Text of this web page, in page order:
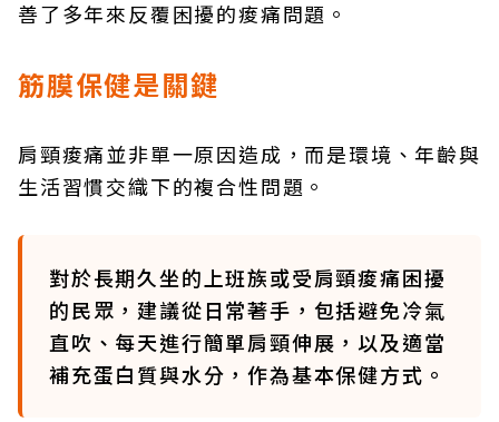
善了多年來反覆困擾的痠痛問題。
筋膜保健是關鍵
肩頸痠痛並非單一原因造成，而是環境、年齡與
生活習慣交織下的複合性問題。
對於長期久坐的上班族或受肩頸痠痛困擾
的民眾，建議從日常著手，包括避免冷氣
直吹、每天進行簡單肩頸伸展，以及適當
補充蛋白質與水分，作為基本保健方式。